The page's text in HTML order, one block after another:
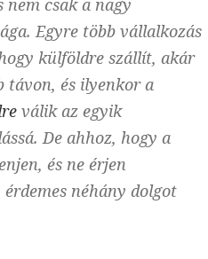
csak a nagy
Egyre több vállalkozás
külföldre szállít, akár
távon, és ilyenkor a
válik az egyik
De ahhoz, hogy a
és ne érjen
néhány dolgot